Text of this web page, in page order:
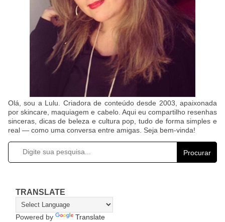
Olá, sou a Lulu. Criadora de conteúdo desde 2003, apaixonada
por skincare, maquiagem e cabelo. Aqui eu compartilho resenhas
sinceras, dicas de beleza e cultura pop, tudo de forma simples e
real — como uma conversa entre amigas. Seja bem-vinda!
Procurar
TRANSLATE
Powered by Translate